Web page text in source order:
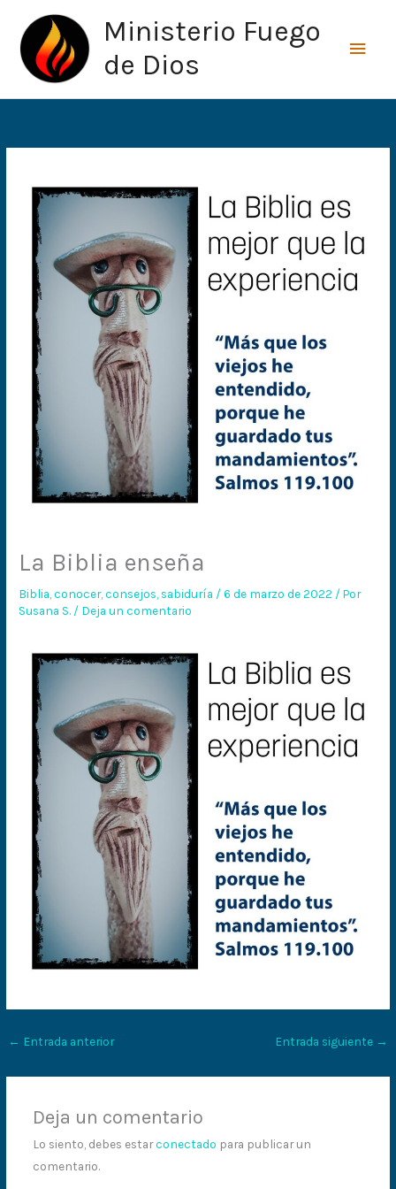
contenido
Ministerio Fuego
de Dios
La Biblia enseña
Biblia,conocer,consejos, sabiduría /6 de marzo de 2022 / Por
Susana S. / Deja un comentario
← Entrada anterior Entrada siguiente →
Deja un comentario
Lo siento, debes estarconectado para publicar un
comentario.